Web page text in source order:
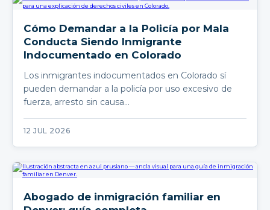
Cómo Demandar a la Policía por Mala
Conducta Siendo Inmigrante
Indocumentado en Colorado
Los inmigrantes indocumentados en Colorado sí
pueden demandar a la policía por uso excesivo de
fuerza, arresto sin causa…
12 JUL 2026
Abogado de inmigración familiar en